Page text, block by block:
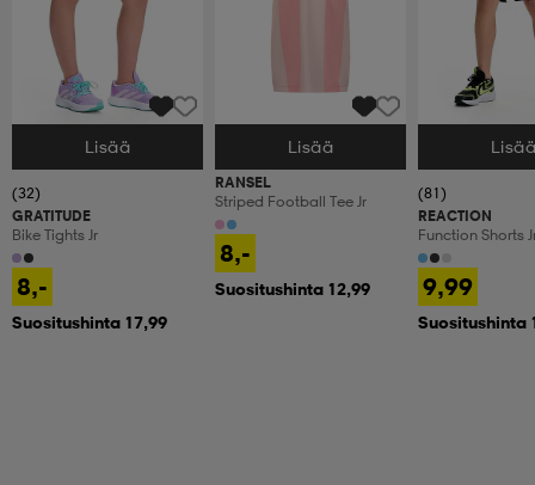
Valitse Koko
Lisää
(32)
GRATITUDE
Bike Tights Jr
8,-
Suositushinta 17,99
Valitse Koko
Lisää
RANSEL
Striped Football Tee Jr
8,-
Suositushinta 12,99
Valitse Koko
(81)
REACTION
Function Shorts
9,99
Suositushinta